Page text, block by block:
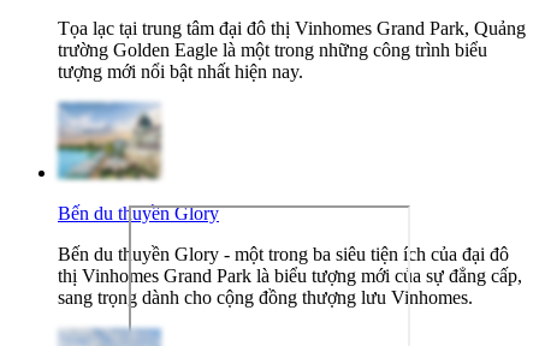
Tọa lạc tại trung tâm đại đô thị Vinhomes Grand Park, Quảng
trường Golden Eagle là một trong những công trình biểu
tượng mới nổi bật nhất hiện nay.
Bến du thuyền Glory
Bến du thuyền Glory - một trong ba siêu tiện ích của đại đô
thị Vinhomes Grand Park là biểu tượng mới của sự đẳng cấp,
sang trọng dành cho cộng đồng thượng lưu Vinhomes.